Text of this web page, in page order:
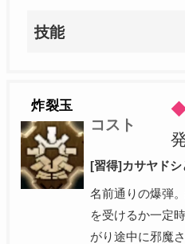
技能
炸裂玉
コスト
[習得]カサヤドシ
名前通りの爆弾
を受けるか一定
がり途中に邪魔